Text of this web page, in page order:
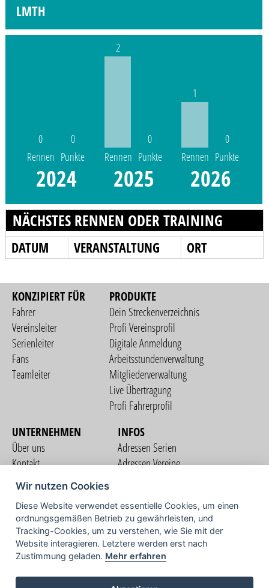
LMTH
0
Rennen
0
Punkte
2024
2
Rennen
0
Punkte
2025
1
Rennen
0
Punkte
2026
NÄCHSTES RENNEN ODER TRAINING
DATUM VERANSTALTUNG ORT
KONZIPIERT FÜR
Fahrer
Vereinsleiter
Serienleiter
Fans
Teamleiter
PRODUKTE
Dein Streckenverzeichnis
Profi Vereinsprofil
Digitale Anmeldung
Arbeitsstundenverwaltung
Mitgliederverwaltung
Live Übertragung
Profi Fahrerprofil
UNTERNEHMEN
Über uns
Kontakt
Nutzungsbedingungen
Datenschutzerklärung
Impressum
INFOS
Adressen Serien
Adressen Vereine
COMMUNITY
TV
Wir nutzen Cookies
Diese Website verwendet essentielle Cookies, um einen
ordnungsgemäßen Betrieb zu gewährleisten, und
Tracking-Cookies, um zu verstehen, wie Sie mit der
Website interagieren. Letztere werden erst nach
Zustimmung geladen. Mehr erfahren